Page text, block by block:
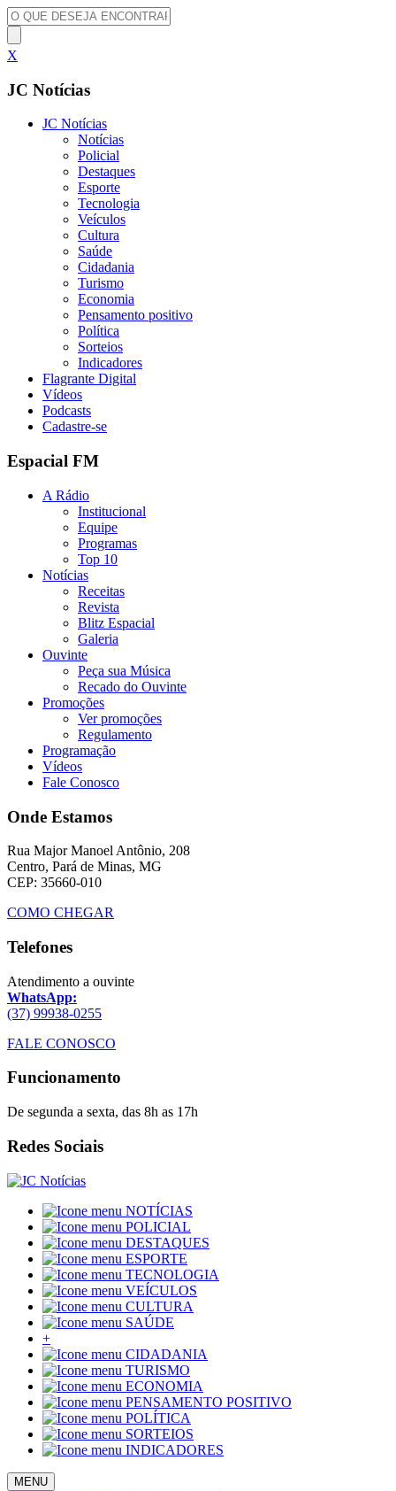
X
JC Notícias
JC Notícias
Notícias
Policial
Destaques
Esporte
Tecnologia
Veículos
Cultura
Saúde
Cidadania
Turismo
Economia
Pensamento positivo
Política
Sorteios
Indicadores
Flagrante Digital
Vídeos
Podcasts
Cadastre-se
Espacial FM
A Rádio
Institucional
Equipe
Programas
Top 10
Notícias
Receitas
Revista
Blitz Espacial
Galeria
Ouvinte
Peça sua Música
Recado do Ouvinte
Promoções
Ver promoções
Regulamento
Programação
Vídeos
Fale Conosco
Onde Estamos
Rua Major Manoel Antônio, 208
Centro, Pará de Minas, MG
CEP: 35660-010
COMO CHEGAR
Telefones
Atendimento a ouvinte
WhatsApp:
(37) 99938-0255
FALE CONOSCO
Funcionamento
De segunda a sexta, das 8h as 17h
Redes Sociais
NOTÍCIAS
POLICIAL
DESTAQUES
ESPORTE
TECNOLOGIA
VEÍCULOS
CULTURA
SAÚDE
+
CIDADANIA
TURISMO
ECONOMIA
PENSAMENTO POSITIVO
POLÍTICA
SORTEIOS
INDICADORES
MENU